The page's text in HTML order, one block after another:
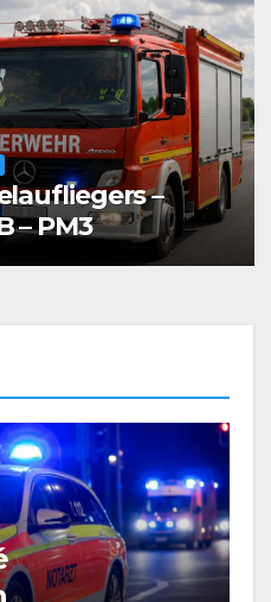
–
– PM3
FEUERWEHR
Sattelaufliegers